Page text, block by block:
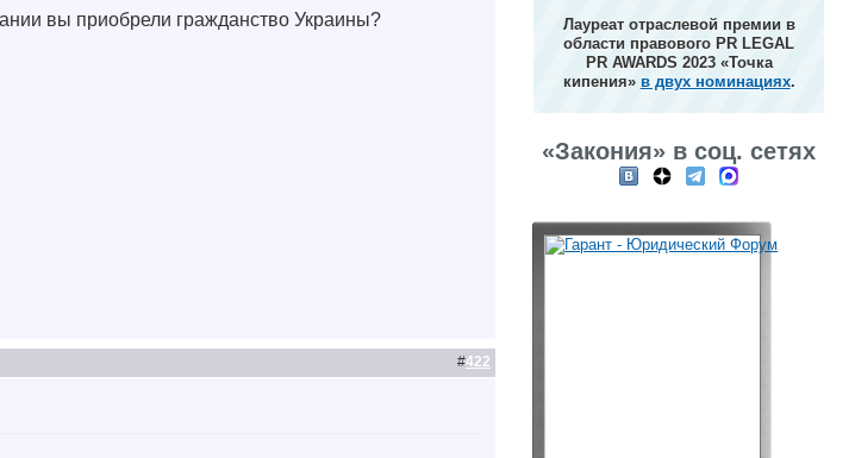
вы приобрели гражданство Украины?
#422
Лауреат отраслевой премии в
области правового PR LEGAL
PR AWARDS 2023 «Точка
кипения» в двух номинациях.
«Закония» в соц. сетях